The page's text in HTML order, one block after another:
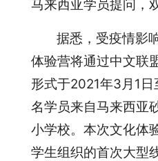
马来西亚学员提问，
据悉，受疫情影
体验营将通过中文联
形式于2021年3月1
名学员来自马来西亚
小学校。本次文化体
学生组织的首次大型